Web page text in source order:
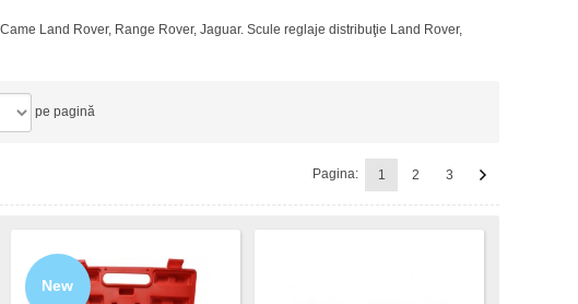
Land Rover, Range Rover, Jaguar. Scule reglaje distribuţie Land Rover,
pe pagină
Pagina: 1 2 3
New